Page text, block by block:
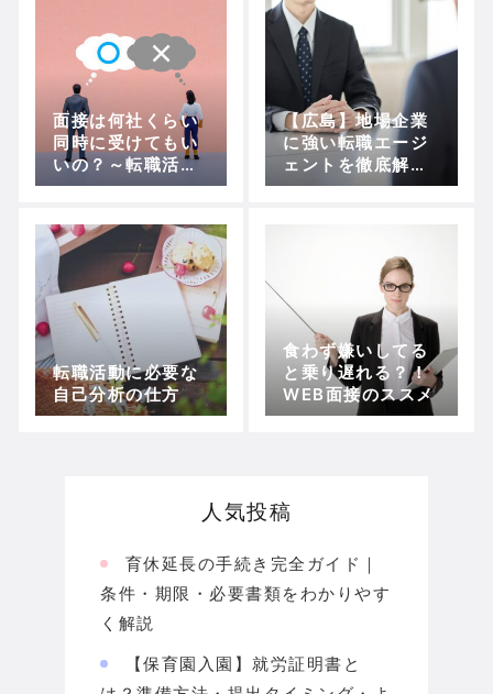
面接は何社くらい
同時に受けてもい
いの？～転職活動
の進め方～
【広島】地場企業
に強い転職エージ
ェントを徹底解
説！
転職活動に必要な
自己分析の仕方
食わず嫌いしてる
と乗り遅れる？！
WEB面接のススメ
人気投稿
育休延長の手続き完全ガイド｜
条件・期限・必要書類をわかりやす
く解説
【保育園入園】就労証明書と